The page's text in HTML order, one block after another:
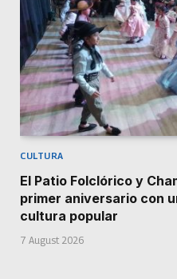
CULTURA
El Patio Folclórico y
primer aniversario con
cultura popular
7 August 2026